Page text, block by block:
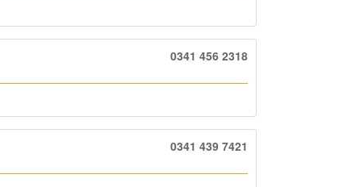
0341 456 2318
0341 439 7421